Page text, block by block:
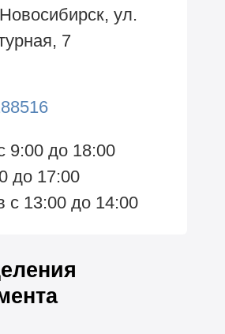
ул.
7
9:00 до 18:00
до 17:00
с 13:00 до 14:00